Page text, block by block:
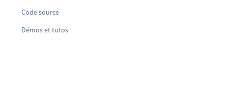
Code source
Démos et tutos